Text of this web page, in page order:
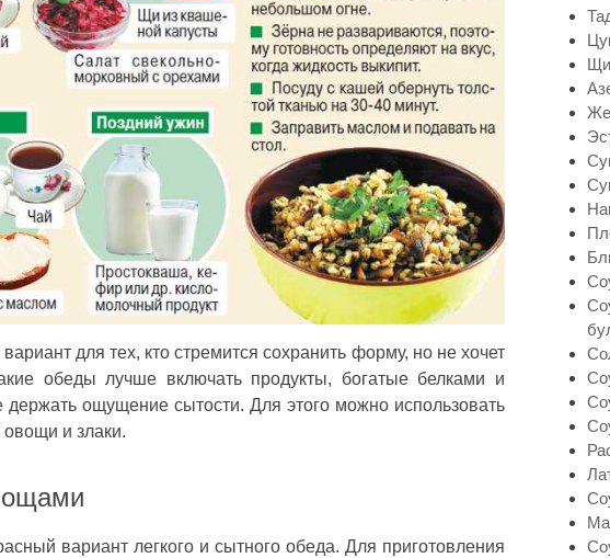
для тех, кто стремится сохранить форму, но не хочет
обеды лучше включать продукты, богатые белками и
держать ощущение сытости. Для этого можно использовать
овощи и злаки.
вариант легкого и сытного обеда. Для приготовления
Щи